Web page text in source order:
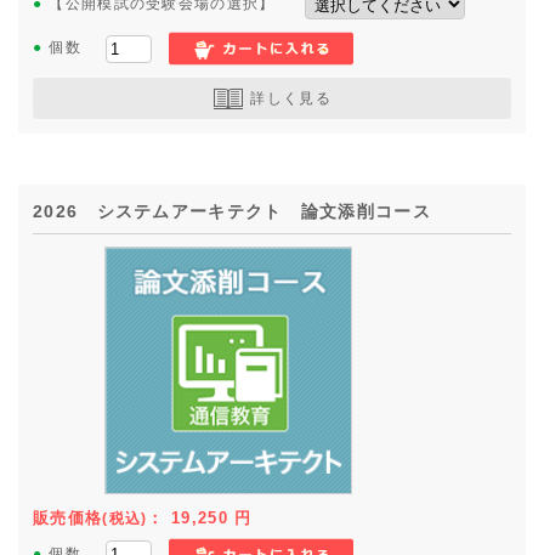
● 【公開模試の受験会場の選択】
● 個数
詳しく見る
2026 システムアーキテクト 論文添削コース
販売価格(税込) ：19,250 円